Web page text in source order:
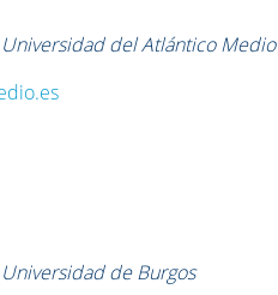
Universidad del Atlántico Medio
Universidad de Burgos